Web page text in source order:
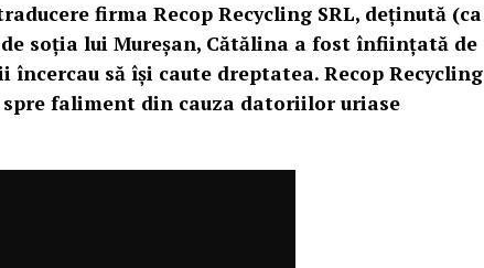
firma Recop Recycling SRL, deținută (ca
soția lui Mureșan, Cătălina a fost înființată de
să își caute dreptatea. Recop Recycling
faliment din cauza datoriilor uriase